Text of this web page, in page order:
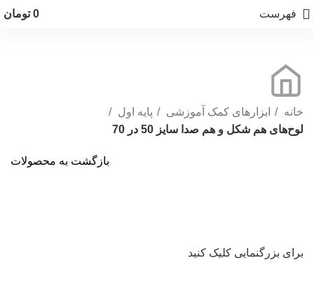
فهرست 0 تومان
خانه ابزارهای کمک آموزشی
پایه اول
لوح‌های هم شكل و هم صدا سایز 50 در 70
بازگشت به محصولات
برای بزرگنمایی کلیک کنید